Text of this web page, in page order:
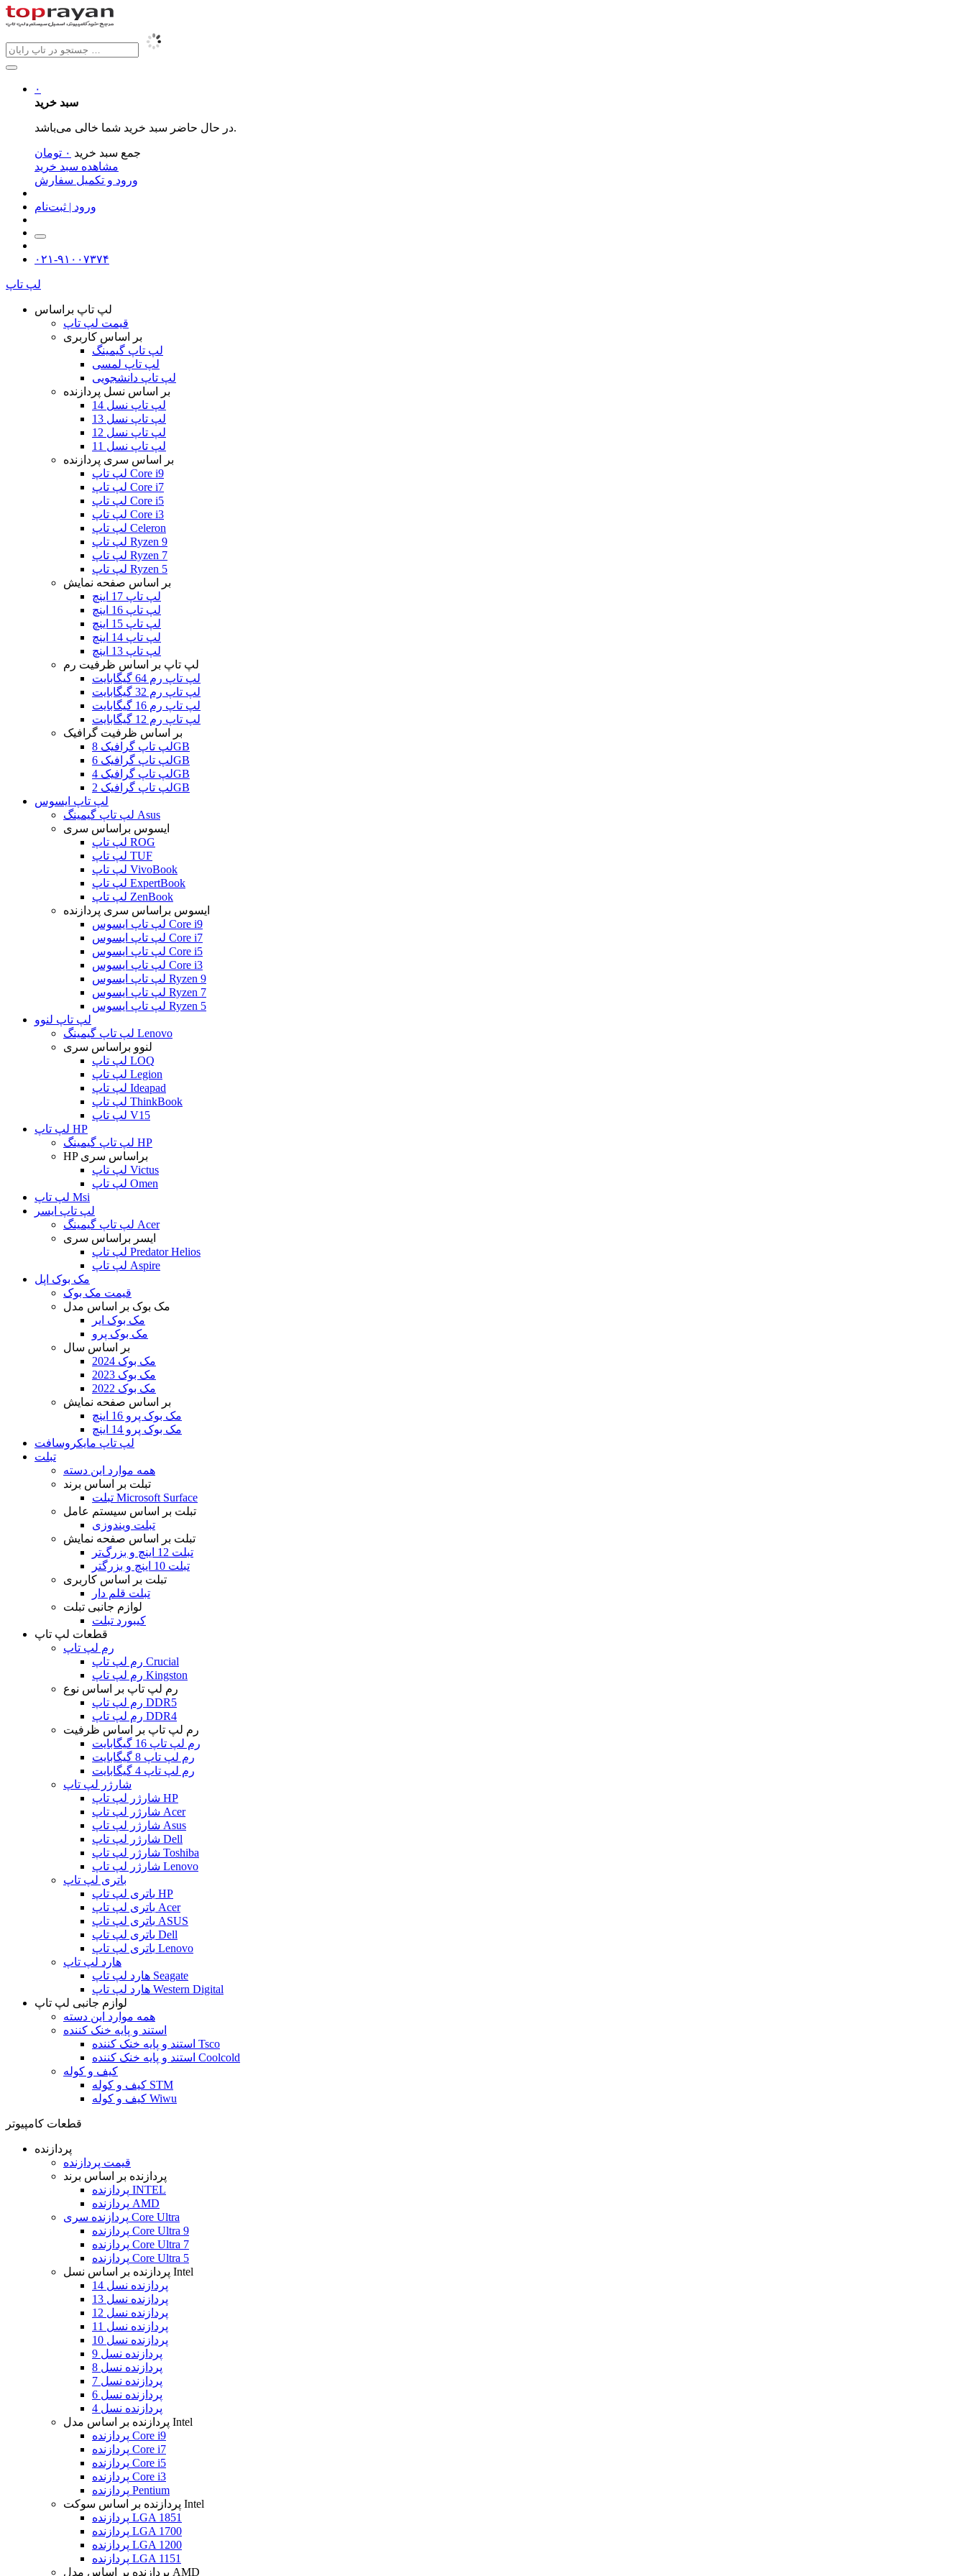
۰
سبد خرید
در حال حاضر سبد خرید شما خالی می‌باشد.
جمع سبد خرید ۰ تومان
مشاهده سبد خرید
ورود و تکمیل سفارش
ورود | ثبت‌نام
۰۲۱-۹۱۰۰۷۳۷۴
لپ تاپ
لپ تاپ براساس
قیمت لپ تاپ
بر اساس کاربری
لپ تاپ گیمینگ
لپ تاپ لمسی
لپ تاپ دانشجویی
بر اساس نسل پردازنده
لپ تاپ نسل 14
لپ تاپ نسل 13
لپ تاپ نسل 12
لپ تاپ نسل 11
بر اساس سری پردازنده
لپ تاپ Core i9
لپ تاپ Core i7
لپ تاپ Core i5
لپ تاپ Core i3
لپ تاپ Celeron
لپ تاپ Ryzen 9
لپ تاپ Ryzen 7
لپ تاپ Ryzen 5
بر اساس صفحه نمایش
لپ تاپ 17 اینچ
لپ تاپ 16 اینچ
لپ تاپ 15 اینچ
لپ تاپ 14 اینچ
لپ تاپ 13 اینچ
لپ تاپ بر اساس ظرفیت رم
لپ تاپ رم 64 گیگابایت
لپ تاپ رم 32 گیگابایت
لپ تاپ رم 16 گیگابایت
لپ تاپ رم 12 گیگابایت
بر اساس ظرفیت گرافیک
لپ تاپ گرافیک 8GB
لپ تاپ گرافیک 6GB
لپ تاپ گرافیک 4GB
لپ تاپ گرافیک 2GB
لپ تاپ ایسوس
لپ تاپ گیمینگ Asus
ایسوس براساس سری
لپ تاپ ROG
لپ تاپ TUF
لپ تاپ VivoBook
لپ تاپ ExpertBook
لپ تاپ ZenBook
ایسوس براساس سری پردازنده
لپ تاپ ایسوس Core i9
لپ تاپ ایسوس Core i7
لپ تاپ ایسوس Core i5
لپ تاپ ایسوس Core i3
لپ تاپ ایسوس Ryzen 9
لپ تاپ ایسوس Ryzen 7
لپ تاپ ایسوس Ryzen 5
لپ تاپ لنوو
لپ تاپ گیمینگ Lenovo
لنوو براساس سری
لپ تاپ LOQ
لپ تاپ Legion
لپ تاپ Ideapad
لپ تاپ ThinkBook
لپ تاپ V15
لپ تاپ HP
لپ تاپ گیمینگ HP
HP براساس سری
لپ تاپ Victus
لپ تاپ Omen
لپ تاپ Msi
لپ تاپ ایسر
لپ تاپ گیمینگ Acer
ایسر براساس سری
لپ تاپ Predator Helios
لپ تاپ Aspire
مک بوک اپل
قیمت مک بوک
مک بوک بر اساس مدل
مک بوک ایر
مک بوک پرو
بر اساس سال
مک بوک 2024
مک بوک 2023
مک بوک 2022
بر اساس صفحه نمایش
مک بوک پرو 16 اینچ
مک بوک پرو 14 اینچ
لپ تاپ مایکروسافت
تبلت
همه موارد این دسته
تبلت بر اساس برند
تبلت Microsoft Surface
تبلت بر اساس سیستم عامل
تبلت ویندوزی
تبلت بر اساس صفحه نمایش
تبلت 12 اینچ و بزرگ‌تر
تبلت 10 اینچ و بزرگتر
تبلت بر اساس کاربری
تبلت قلم دار
لوازم جانبی تبلت
کیبورد تبلت
قطعات لپ تاپ
رم لپ تاپ
رم لپ تاپ Crucial
رم لپ تاپ Kingston
رم لپ تاپ بر اساس نوع
رم لپ تاپ DDR5
رم لپ تاپ DDR4
رم لپ تاپ بر اساس ظرفیت
رم لپ تاپ 16 گیگابایت
رم لپ تاپ 8 گیگابایت
رم لپ تاپ 4 گیگابایت
شارژر لپ تاپ
شارژر لپ تاپ HP
شارژر لپ تاپ Acer
شارژر لپ تاپ Asus
شارژر لپ تاپ Dell
شارژر لپ تاپ Toshiba
شارژر لپ تاپ Lenovo
باتری لپ تاپ
باتری لپ تاپ HP
باتری لپ تاپ Acer
باتری لپ تاپ ASUS
باتری لپ تاپ Dell
باتری لپ تاپ Lenovo
هارد لپ تاپ
هارد لپ تاپ Seagate
هارد لپ تاپ Western Digital
لوازم جانبی لپ تاپ
همه موارد این دسته
استند و پایه خنک کننده
استند و پایه خنک کننده Tsco
استند و پایه خنک کننده Coolcold
کیف و کوله
کیف و کوله STM
کیف و کوله Wiwu
قطعات کامپیوتر
پردازنده
قیمت پردازنده
پردازنده بر اساس برند
پردازنده INTEL
پردازنده AMD
پردازنده سری Core Ultra
پردازنده Core Ultra 9
پردازنده Core Ultra 7
پردازنده Core Ultra 5
پردازنده بر اساس نسل Intel
پردازنده نسل 14
پردازنده نسل 13
پردازنده نسل 12
پردازنده نسل 11
پردازنده نسل 10
پردازنده نسل 9
پردازنده نسل 8
پردازنده نسل 7
پردازنده نسل 6
پردازنده نسل 4
پردازنده بر اساس مدل Intel
پردازنده Core i9
پردازنده Core i7
پردازنده Core i5
پردازنده Core i3
پردازنده Pentium
پردازنده بر اساس سوکت Intel
پردازنده LGA 1851
پردازنده LGA 1700
پردازنده LGA 1200
پردازنده LGA 1151
پردازنده بر اساس مدل AMD